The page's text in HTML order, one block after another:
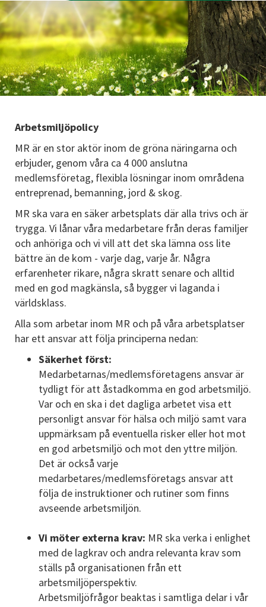
Arbetsmiljöpolicy
MR är en stor aktör inom de gröna näringarna och
erbjuder, genom våra ca 4 000 anslutna
medlemsföretag, flexibla lösningar inom områdena
entreprenad, bemanning, jord & skog.
MR ska vara en säker arbetsplats där alla trivs och är
trygga. Vi lånar våra medarbetare från deras familjer
och anhöriga och vi vill att det ska lämna oss lite
bättre än de kom - varje dag, varje år. Några
erfarenheter rikare, några skratt senare och alltid
med en god magkänsla, så bygger vi laganda i
världsklass.
Alla som arbetar inom MR och på våra arbetsplatser
har ett ansvar att följa principerna nedan:
Säkerhet först:
Medarbetarnas/medlemsföretagens ansvar är
tydligt för att åstadkomma en god arbetsmiljö.
Var och en ska i det dagliga arbetet visa ett
personligt ansvar för hälsa och miljö samt vara
uppmärksam på eventuella risker eller hot mot
en god arbetsmiljö och mot den yttre miljön.
Det är också varje
medarbetares/medlemsföretags ansvar att
följa de instruktioner och rutiner som finns
avseende arbetsmiljön.
Vi möter externa krav: MR ska verka i enlighet
med de lagkrav och andra relevanta krav som
ställs på organisationen från ett
arbetsmiljöperspektiv.
Arbetsmiljöfrågor beaktas i samtliga delar i vår